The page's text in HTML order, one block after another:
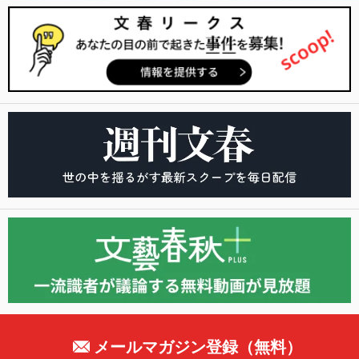
メールマガジン登録（無料）